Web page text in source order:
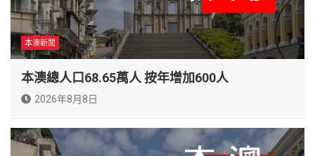
本澳新聞
本澳總人口68.65萬人 按年增加600人
2026年8月8日